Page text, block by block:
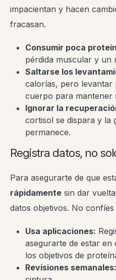
impacientan y hacen
fracasan.
Consumir poca
pérdida muscular y un
Saltarse los
calorías, pero levantar
cuerpo para mantener
Ignorar la
cortisol se dispara y la
permanece.
Registra datos, no
Para asegurarte de que
rápidamente sin dar
datos objetivos. No
Usa aplicaciones:
asegurarte de estar
los objetivos de
Revisiones semanales: